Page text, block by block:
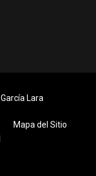
García Lara
Mapa del Sitio